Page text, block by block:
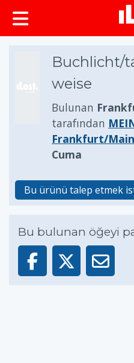
Buchlicht/
weise
Bulunan
tarafından
Frankfurt/
Cuma
Bu ürünü talep etmek
Bu bulunan öğeyi